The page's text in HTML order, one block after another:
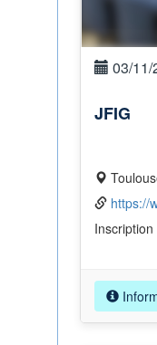
03/11/
JFIG
https://